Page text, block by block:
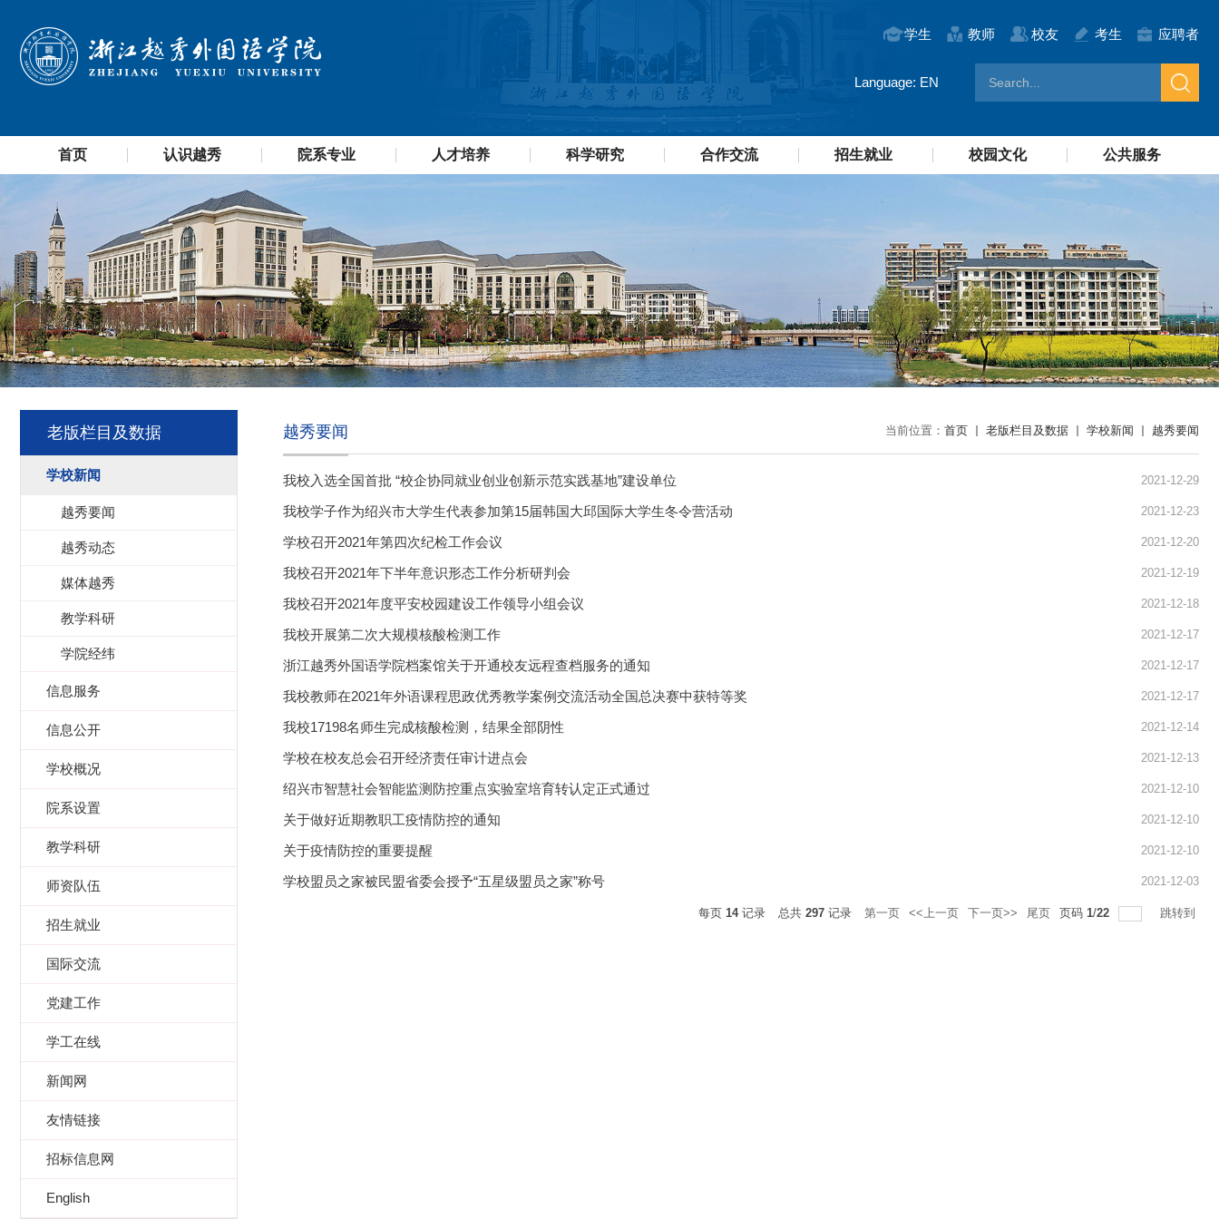
学生 教师 校友 考生 应聘者
Language: EN
首页 认识越秀 院系专业 人才培养 科学研究 合作交流 招生就业 校园文化 公共服务
老版栏目及数据
学校新闻
越秀要闻
越秀动态
媒体越秀
教学科研
学院经纬
信息服务
信息公开
学校概况
院系设置
教学科研
师资队伍
招生就业
国际交流
党建工作
学工在线
新闻网
友情链接
招标信息网
English
当前位置： 首页 老版栏目及数据 学校新闻 越秀要闻
越秀要闻
我校入选全国首批 “校企协同就业创业创新示范实践基地”建设单位 2021-12-29
我校学子作为绍兴市大学生代表参加第15届韩国大邱国际大学生冬令营活动 2021-12-23
学校召开2021年第四次纪检工作会议 2021-12-20
我校召开2021年下半年意识形态工作分析研判会 2021-12-19
我校召开2021年度平安校园建设工作领导小组会议 2021-12-18
我校开展第二次大规模核酸检测工作 2021-12-17
浙江越秀外国语学院档案馆关于开通校友远程查档服务的通知 2021-12-17
我校教师在2021年外语课程思政优秀教学案例交流活动全国总决赛中获特等奖 2021-12-17
我校17198名师生完成核酸检测，结果全部阴性 2021-12-14
学校在校友总会召开经济责任审计进点会 2021-12-13
绍兴市智慧社会智能监测防控重点实验室培育转认定正式通过 2021-12-10
关于做好近期教职工疫情防控的通知 2021-12-10
关于疫情防控的重要提醒 2021-12-10
学校盟员之家被民盟省委会授予“五星级盟员之家”称号 2021-12-03
每页 14记录 总共 297 记录 第一页 <<上一页 下一页>> 尾页 页码 1/22 跳转到